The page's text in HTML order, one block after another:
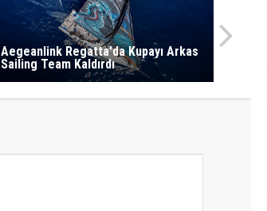
Aegeanlink Regatta'da Kupayı Arkas
Sailing Team Kaldırdı